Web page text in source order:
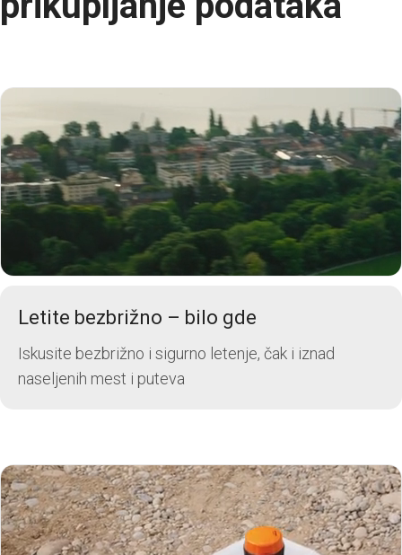
Letite bezbrižno – bilo gde
Iskusite bezbrižno i sigurno letenje, čak i iznad
naseljenih mest i puteva